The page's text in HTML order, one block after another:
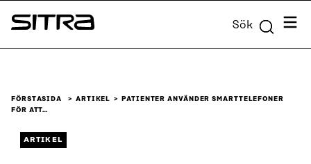
Skip to
content
Sitra Sök Meny
FÖRSTASIDA ARTIKEL
PATIENTER ANVÄNDER SMARTTELEFONER
FÖR ATT…
ARTIKEL